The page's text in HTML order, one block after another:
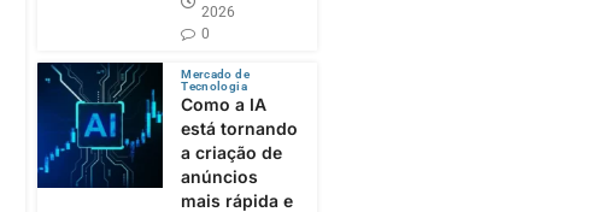
2026
0
Mercado de
Tecnologia
Como a IA
está tornando
a criação de
anúncios
mais rápida e